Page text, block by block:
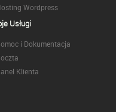
Wordpress
Usługi
i Dokumentacja
Klienta